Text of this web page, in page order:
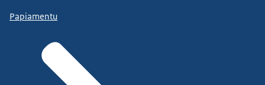
Papiamentu